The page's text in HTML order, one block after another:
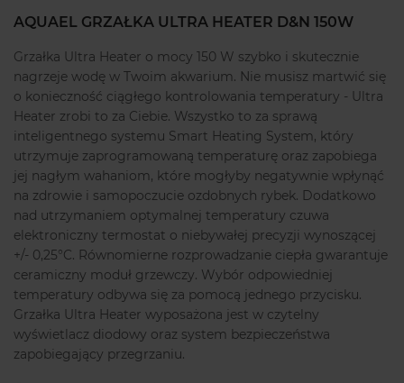
AQUAEL GRZAŁKA ULTRA HEATER D&N 150W
Grzałka Ultra Heater o mocy 150 W szybko i skutecznie
nagrzeje wodę w Twoim akwarium. Nie musisz martwić się
o konieczność ciągłego kontrolowania temperatury - Ultra
Heater zrobi to za Ciebie. Wszystko to za sprawą
inteligentnego systemu Smart Heating System, który
utrzymuje zaprogramowaną temperaturę oraz zapobiega
jej nagłym wahaniom, które mogłyby negatywnie wpłynąć
na zdrowie i samopoczucie ozdobnych rybek. Dodatkowo
nad utrzymaniem optymalnej temperatury czuwa
elektroniczny termostat o niebywałej precyzji wynoszącej
+/- 0,25°C. Równomierne rozprowadzanie ciepła gwarantuje
ceramiczny moduł grzewczy. Wybór odpowiedniej
temperatury odbywa się za pomocą jednego przycisku.
Grzałka Ultra Heater wyposażona jest w czytelny
wyświetlacz diodowy oraz system bezpieczeństwa
zapobiegający przegrzaniu.